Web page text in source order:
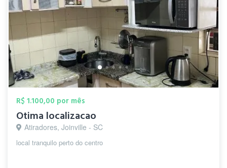
R$ 1.100,00 por mês
Otima localizacao
Atiradores, Joinville - SC
local tranquilo perto do centro